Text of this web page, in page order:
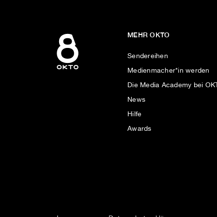
MEHR OKTO
Sendereihen
Medienmacher*in werden
Die Media Academy bei
News
Hilfe
Awards